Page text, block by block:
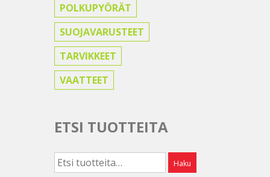
POLKUPYÖRÄT
SUOJAVARUSTEET
TARVIKKEET
VAATTEET
ETSI TUOTTEITA
Etsi: Haku